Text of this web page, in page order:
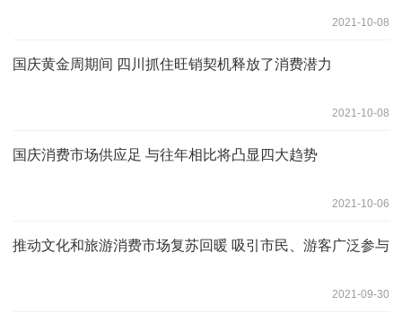
2021-10-08
国庆黄金周期间 四川抓住旺销契机释放了消费潜力
2021-10-08
国庆消费市场供应足 与往年相比将凸显四大趋势
2021-10-06
推动文化和旅游消费市场复苏回暖 吸引市民、游客广泛参与
2021-09-30